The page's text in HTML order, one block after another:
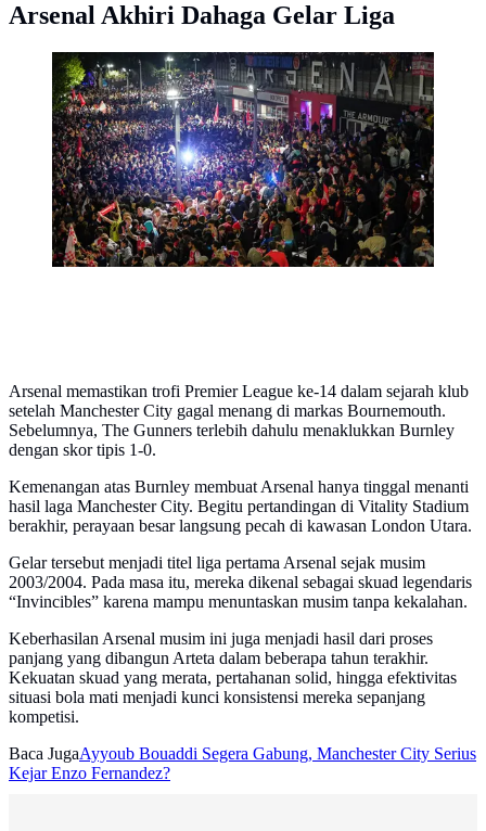
Arsenal Akhiri Dahaga Gelar Liga
Para suporter Arsenal berkumpul di halaman luar
Emirates Stadium untuk menunggu hasil akhir
pertandingan antara Bournemouth melawan
Manchester City pada Selasa (19/05/2026) waktu
setempat. (AP Photo/Alberto Pezzali)
Arsenal memastikan trofi Premier League ke-14 dalam sejarah klub
setelah Manchester City gagal menang di markas Bournemouth.
Sebelumnya, The Gunners terlebih dahulu menaklukkan Burnley
dengan skor tipis 1-0.
Kemenangan atas Burnley membuat Arsenal hanya tinggal menanti
hasil laga Manchester City. Begitu pertandingan di Vitality Stadium
berakhir, perayaan besar langsung pecah di kawasan London Utara.
Gelar tersebut menjadi titel liga pertama Arsenal sejak musim
2003/2004. Pada masa itu, mereka dikenal sebagai skuad legendaris
“Invincibles” karena mampu menuntaskan musim tanpa kekalahan.
Keberhasilan Arsenal musim ini juga menjadi hasil dari proses
panjang yang dibangun Arteta dalam beberapa tahun terakhir.
Kekuatan skuad yang merata, pertahanan solid, hingga efektivitas
situasi bola mati menjadi kunci konsistensi mereka sepanjang
kompetisi.
Baca JugaAyyoub Bouaddi Segera Gabung, Manchester City Serius
Kejar Enzo Fernandez?